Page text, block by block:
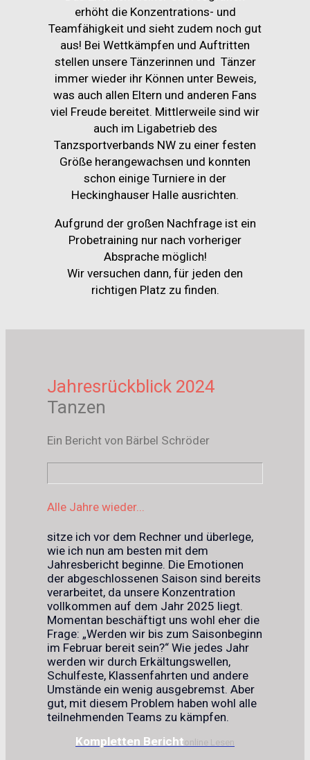
erhöht die Konzentrations- und
Teamfähigkeit und sieht zudem noch gut
aus! Bei Wettkämpfen und Auftritten
stellen unsere Tänzerinnen und Tänzer
immer wieder ihr Können unter Beweis,
was auch allen Eltern und anderen Fans
viel Freude bereitet. Mittlerweile sind wir
auch im Ligabetrieb des
Tanzsportverbands NW zu einer festen
Größe herangewachsen und konnten
schon einige Turniere in der
Heckinghauser Halle ausrichten.
Aufgrund der großen Nachfrage ist ein
Probetraining nur nach vorheriger
Absprache möglich!
Wir versuchen dann, für jeden den
richtigen Platz zu finden.
Jahresrückblick 2024
Tanzen
Ein Bericht von Bärbel Schröder
Alle Jahre wieder...
sitze ich vor dem Rechner und überlege,
wie ich nun am besten mit dem
Jahresbericht beginne. Die Emotionen
der abgeschlossenen Saison sind bereits
verarbeitet, da unsere Konzentration
vollkommen auf dem Jahr 2025 liegt.
Momentan beschäftigt uns wohl eher die
Frage: „Werden wir bis zum Saisonbeginn
im Februar bereit sein?“ Wie jedes Jahr
werden wir durch Erkältungswellen,
Schulfeste, Klassenfahrten und andere
Umstände ein wenig ausgebremst. Aber
gut, mit diesem Problem haben wohl alle
teilnehmenden Teams zu kämpfen.
Kompletten Berichtonline Lesen